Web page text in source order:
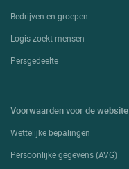
Bedrijven en groepen
Logis zoekt mensen
Persgedeelte
Voorwaarden voor de website
Wettelijke bepalingen
Persoonlijke gegevens (AVG)